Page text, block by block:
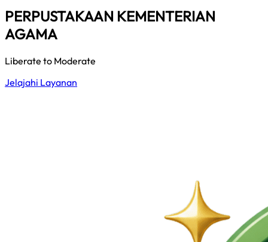
PERPUSTAKAAN KEMENTERIAN
AGAMA
Liberate to Moderate
Jelajahi Layanan